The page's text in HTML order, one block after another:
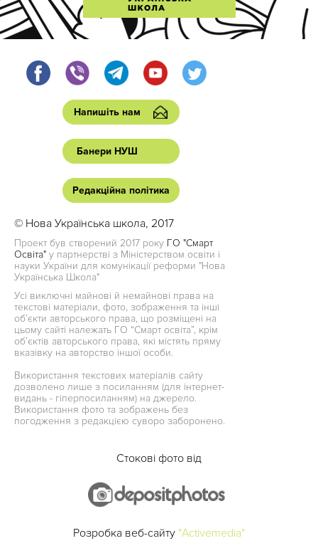
Напишіть нам
Банери НУШ
Редакційна політика
© Нова Українська школа, 2017
Проект був створений 2017 року ГО "Смарт
Освіта" у партнерстві з Міністерством освіти і
науки України для комунікації реформи "Нова
Українська Школа"
Усі виключні майнові й немайнові права на
текстові матеріали, фото, зображення та інші
об’єкти авторського права, що розміщені на
цьому сайті належать ГО “Смарт освіта”, крім
об’єктів авторського права, які містять пряму
вказівку на авторство іншої особи.
Використання текстових матеріалів сайту
дозволено лише з посиланням (для інтернет-
видань - гіперпосиланням) на джерело.
Використання фото та зображень без
погодження з редакцією суворо заборонено.
Стокові фото від
Розробка веб-сайту "Activemedia"